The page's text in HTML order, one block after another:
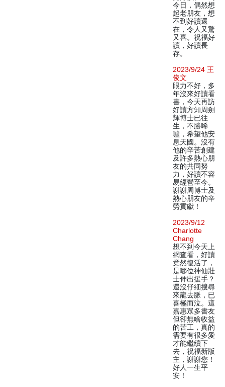
今日，偶然想
起老朋友，想
不到好讀還
在，令人又驚
又喜。祝福好
讀，好讀長
存。
2023/9/24 王
俊文
眼力不好，多
年沒來好讀看
書，今天再訪
好讀方知周劍
輝博士已往
生，不勝唏
噓，希望他安
息天國。沒有
他的辛苦創建
及許多熱心朋
友的共同努
力，好讀不容
易經營至今。
謝謝周博士及
熱心朋友的辛
勞貢獻！
2023/9/12
Charlotte
Chang
想不到今天上
網查看，好讀
竟然復活了，
是哪位神仙壯
士伸出援手？
還沒仔細搜尋
來龍去脈，已
喜極而泣。這
嘉惠眾多書友
但卻無啥收益
的苦工，真的
需要有很多愛
才能繼續下
去，祝福新版
主，謝謝您！
好人一生平
安！